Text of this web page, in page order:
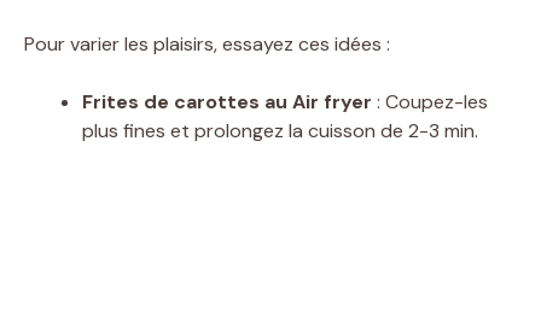
Pour varier les plaisirs, essayez ces idées :
Frites de carottes au Air fryer : Coupez-les
plus fines et prolongez la cuisson de 2-3 min.